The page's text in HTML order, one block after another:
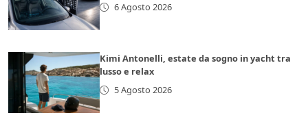
6 Agosto 2026
Kimi Antonelli, estate da sogno in yacht tra
lusso e relax
5 Agosto 2026